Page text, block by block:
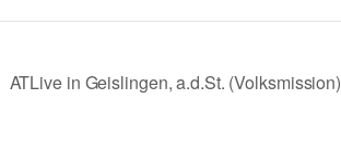
ATLive in Geislingen, a.d.St. (Volksmission)